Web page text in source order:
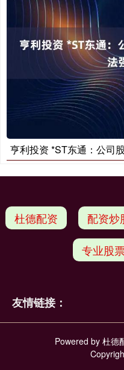
亨利投资 *ST东通：公司
杜德配资 配资炒
专业股
友情链接：
Powered by 杜德